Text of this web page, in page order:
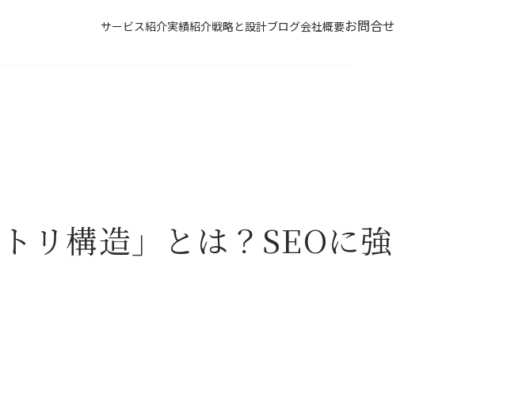
サービス紹介実績紹介戦略と設計ブログ会社概要お問合せ
リ構造」とは？SEOに強